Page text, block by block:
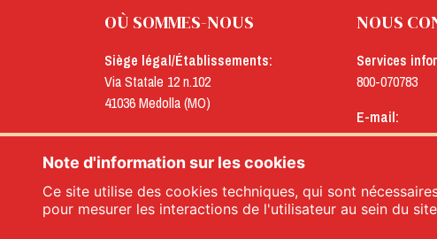
OÙ SOMMES-NOUS
Siège légal/Établissements:
Via Statale 12 n.102
41036 Medolla (MO)
Bureaux:
Via Concordia n.25
NOUS
Services
800-070783
E-mail:
menu@menu.it
Note d'information sur les cookies
Ce site utilise des cookies techniques, qui sont
pour mesurer les interactions de l'utilisateur au sein du